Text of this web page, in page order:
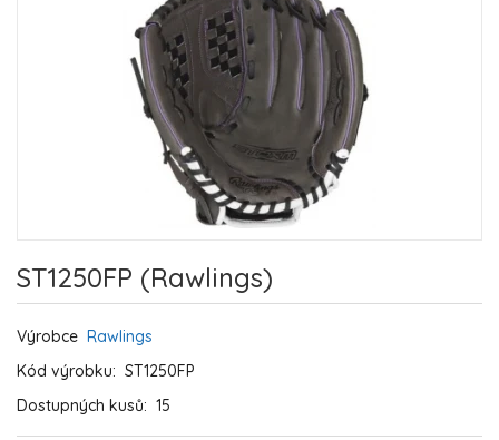
ST1250FP (Rawlings)
Výrobce Rawlings
Kód výrobku: ST1250FP
Dostupných kusů: 15